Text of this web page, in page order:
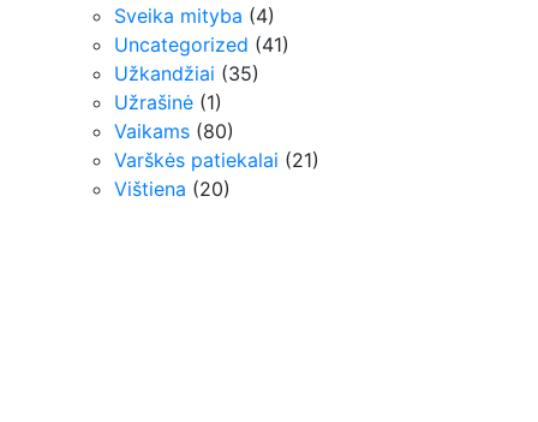
Sveika mityba (4)
Uncategorized (41)
Užkandžiai (35)
Užrašinė (1)
Vaikams (80)
Varškės patiekalai (21)
Vištiena (20)